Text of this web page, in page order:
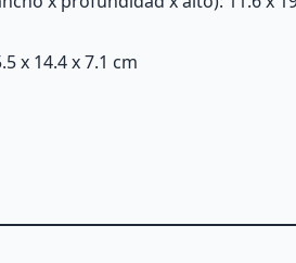
x 14.4 x 7.1 cm